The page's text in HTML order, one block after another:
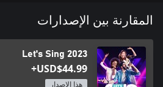
المقارنة بين الإصدارات
Let's Sing 2023
USD$44.99+
هذا الإصدار